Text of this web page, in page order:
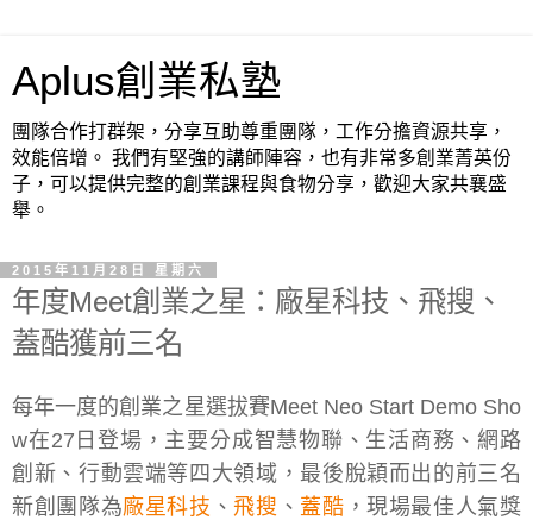
Aplus創業私塾
團隊合作打群架，分享互助尊重團隊，工作分擔資源共享，
效能倍增。 我們有堅強的講師陣容，也有非常多創業菁英份
子，可以提供完整的創業課程與食物分享，歡迎大家共襄盛
舉。
2015年11月28日 星期六
年度Meet創業之星：廠星科技、飛搜、
蓋酷獲前三名
每年一度的創業之星選拔賽Meet Neo Start Demo Sho
w在27日登場，主要分成智慧物聯、生活商務、網路
創新、行動雲端等四大領域，最後脫穎而出的前三名
新創團隊為廠星科技 、飛搜 、 蓋酷 ，現場最佳人氣獎